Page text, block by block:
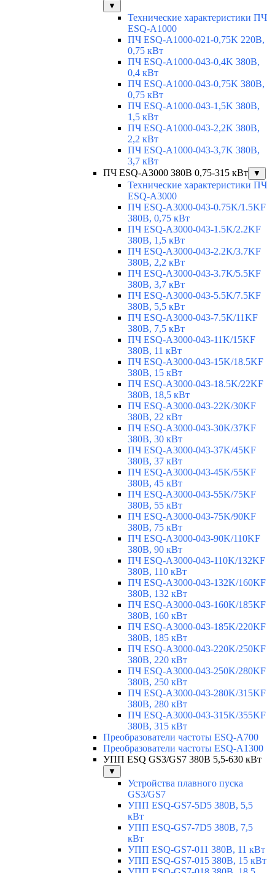
▼
Технические характеристики ПЧ
ESQ-A1000
ПЧ ESQ-A1000-021-0,75K 220В,
0,75 кВт
ПЧ ESQ-A1000-043-0,4K 380В,
0,4 кВт
ПЧ ESQ-A1000-043-0,75K 380В,
0,75 кВт
ПЧ ESQ-A1000-043-1,5K 380В,
1,5 кВт
ПЧ ESQ-A1000-043-2,2K 380В,
2,2 кВт
ПЧ ESQ-A1000-043-3,7K 380В,
3,7 кВт
ПЧ ESQ-A3000 380В 0,75-315 кВт
▼
Технические характеристики ПЧ
ESQ-A3000
ПЧ ESQ-A3000-043-0.75K/1.5KF
380В, 0,75 кВт
ПЧ ESQ-A3000-043-1.5K/2.2KF
380В, 1,5 кВт
ПЧ ESQ-A3000-043-2.2K/3.7KF
380В, 2,2 кВт
ПЧ ESQ-A3000-043-3.7K/5.5KF
380В, 3,7 кВт
ПЧ ESQ-A3000-043-5.5K/7.5KF
380В, 5,5 кВт
ПЧ ESQ-A3000-043-7.5K/11KF
380В, 7,5 кВт
ПЧ ESQ-A3000-043-11K/15KF
380В, 11 кВт
ПЧ ESQ-A3000-043-15K/18.5KF
380В, 15 кВт
ПЧ ESQ-A3000-043-18.5K/22KF
380В, 18,5 кВт
ПЧ ESQ-A3000-043-22K/30KF
380В, 22 кВт
ПЧ ESQ-A3000-043-30K/37KF
380В, 30 кВт
ПЧ ESQ-A3000-043-37K/45KF
380В, 37 кВт
ПЧ ESQ-A3000-043-45K/55KF
380В, 45 кВт
ПЧ ESQ-A3000-043-55K/75KF
380В, 55 кВт
ПЧ ESQ-A3000-043-75K/90KF
380В, 75 кВт
ПЧ ESQ-A3000-043-90K/110KF
380В, 90 кВт
ПЧ ESQ-A3000-043-110K/132KF
380В, 110 кВт
ПЧ ESQ-A3000-043-132K/160KF
380В, 132 кВт
ПЧ ESQ-A3000-043-160K/185KF
380В, 160 кВт
ПЧ ESQ-A3000-043-185K/220KF
380В, 185 кВт
ПЧ ESQ-A3000-043-220K/250KF
380В, 220 кВт
ПЧ ESQ-A3000-043-250K/280KF
380В, 250 кВт
ПЧ ESQ-A3000-043-280K/315KF
380В, 280 кВт
ПЧ ESQ-A3000-043-315K/355KF
380В, 315 кВт
Преобразователи частоты ESQ-A700
Преобразователи частоты ESQ-A1300
УПП ESQ GS3/GS7 380В 5,5-630 кВт
▼
Устройства плавного пуска
GS3/GS7
УПП ESQ-GS7-5D5 380В, 5,5
кВт
УПП ESQ-GS7-7D5 380В, 7,5
кВт
УПП ESQ-GS7-011 380В, 11 кВт
УПП ESQ-GS7-015 380В, 15 кВт